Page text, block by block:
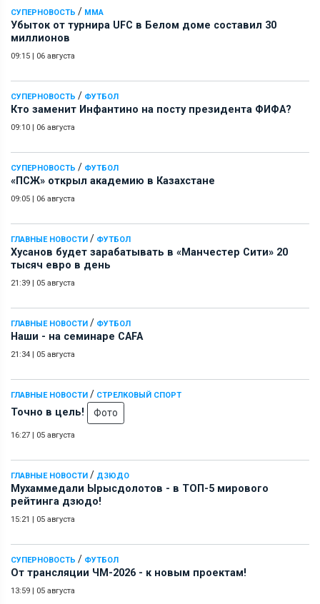
СУПЕРНОВОСТЬ / ММА
Убыток от турнира UFC в Белом доме составил 30
миллионов
09:15 | 06 августа
СУПЕРНОВОСТЬ / ФУТБОЛ
Кто заменит Инфантино на посту президента ФИФА?
09:10 | 06 августа
СУПЕРНОВОСТЬ / ФУТБОЛ
«ПСЖ» открыл академию в Казахстане
09:05 | 06 августа
ГЛАВНЫЕ НОВОСТИ / ФУТБОЛ
Хусанов будет зарабатывать в «Манчестер Сити» 20
тысяч евро в день
21:39 | 05 августа
ГЛАВНЫЕ НОВОСТИ / ФУТБОЛ
Наши - на семинаре СAFA
21:34 | 05 августа
ГЛАВНЫЕ НОВОСТИ / СТРЕЛКОВЫЙ СПОРТ
Точно в цель! Фото
16:27 | 05 августа
ГЛАВНЫЕ НОВОСТИ / ДЗЮДО
Мухаммедали Ырысдолотов - в ТОП-5 мирового
рейтинга дзюдо!
15:21 | 05 августа
СУПЕРНОВОСТЬ / ФУТБОЛ
От трансляции ЧМ-2026 - к новым проектам!
13:59 | 05 августа